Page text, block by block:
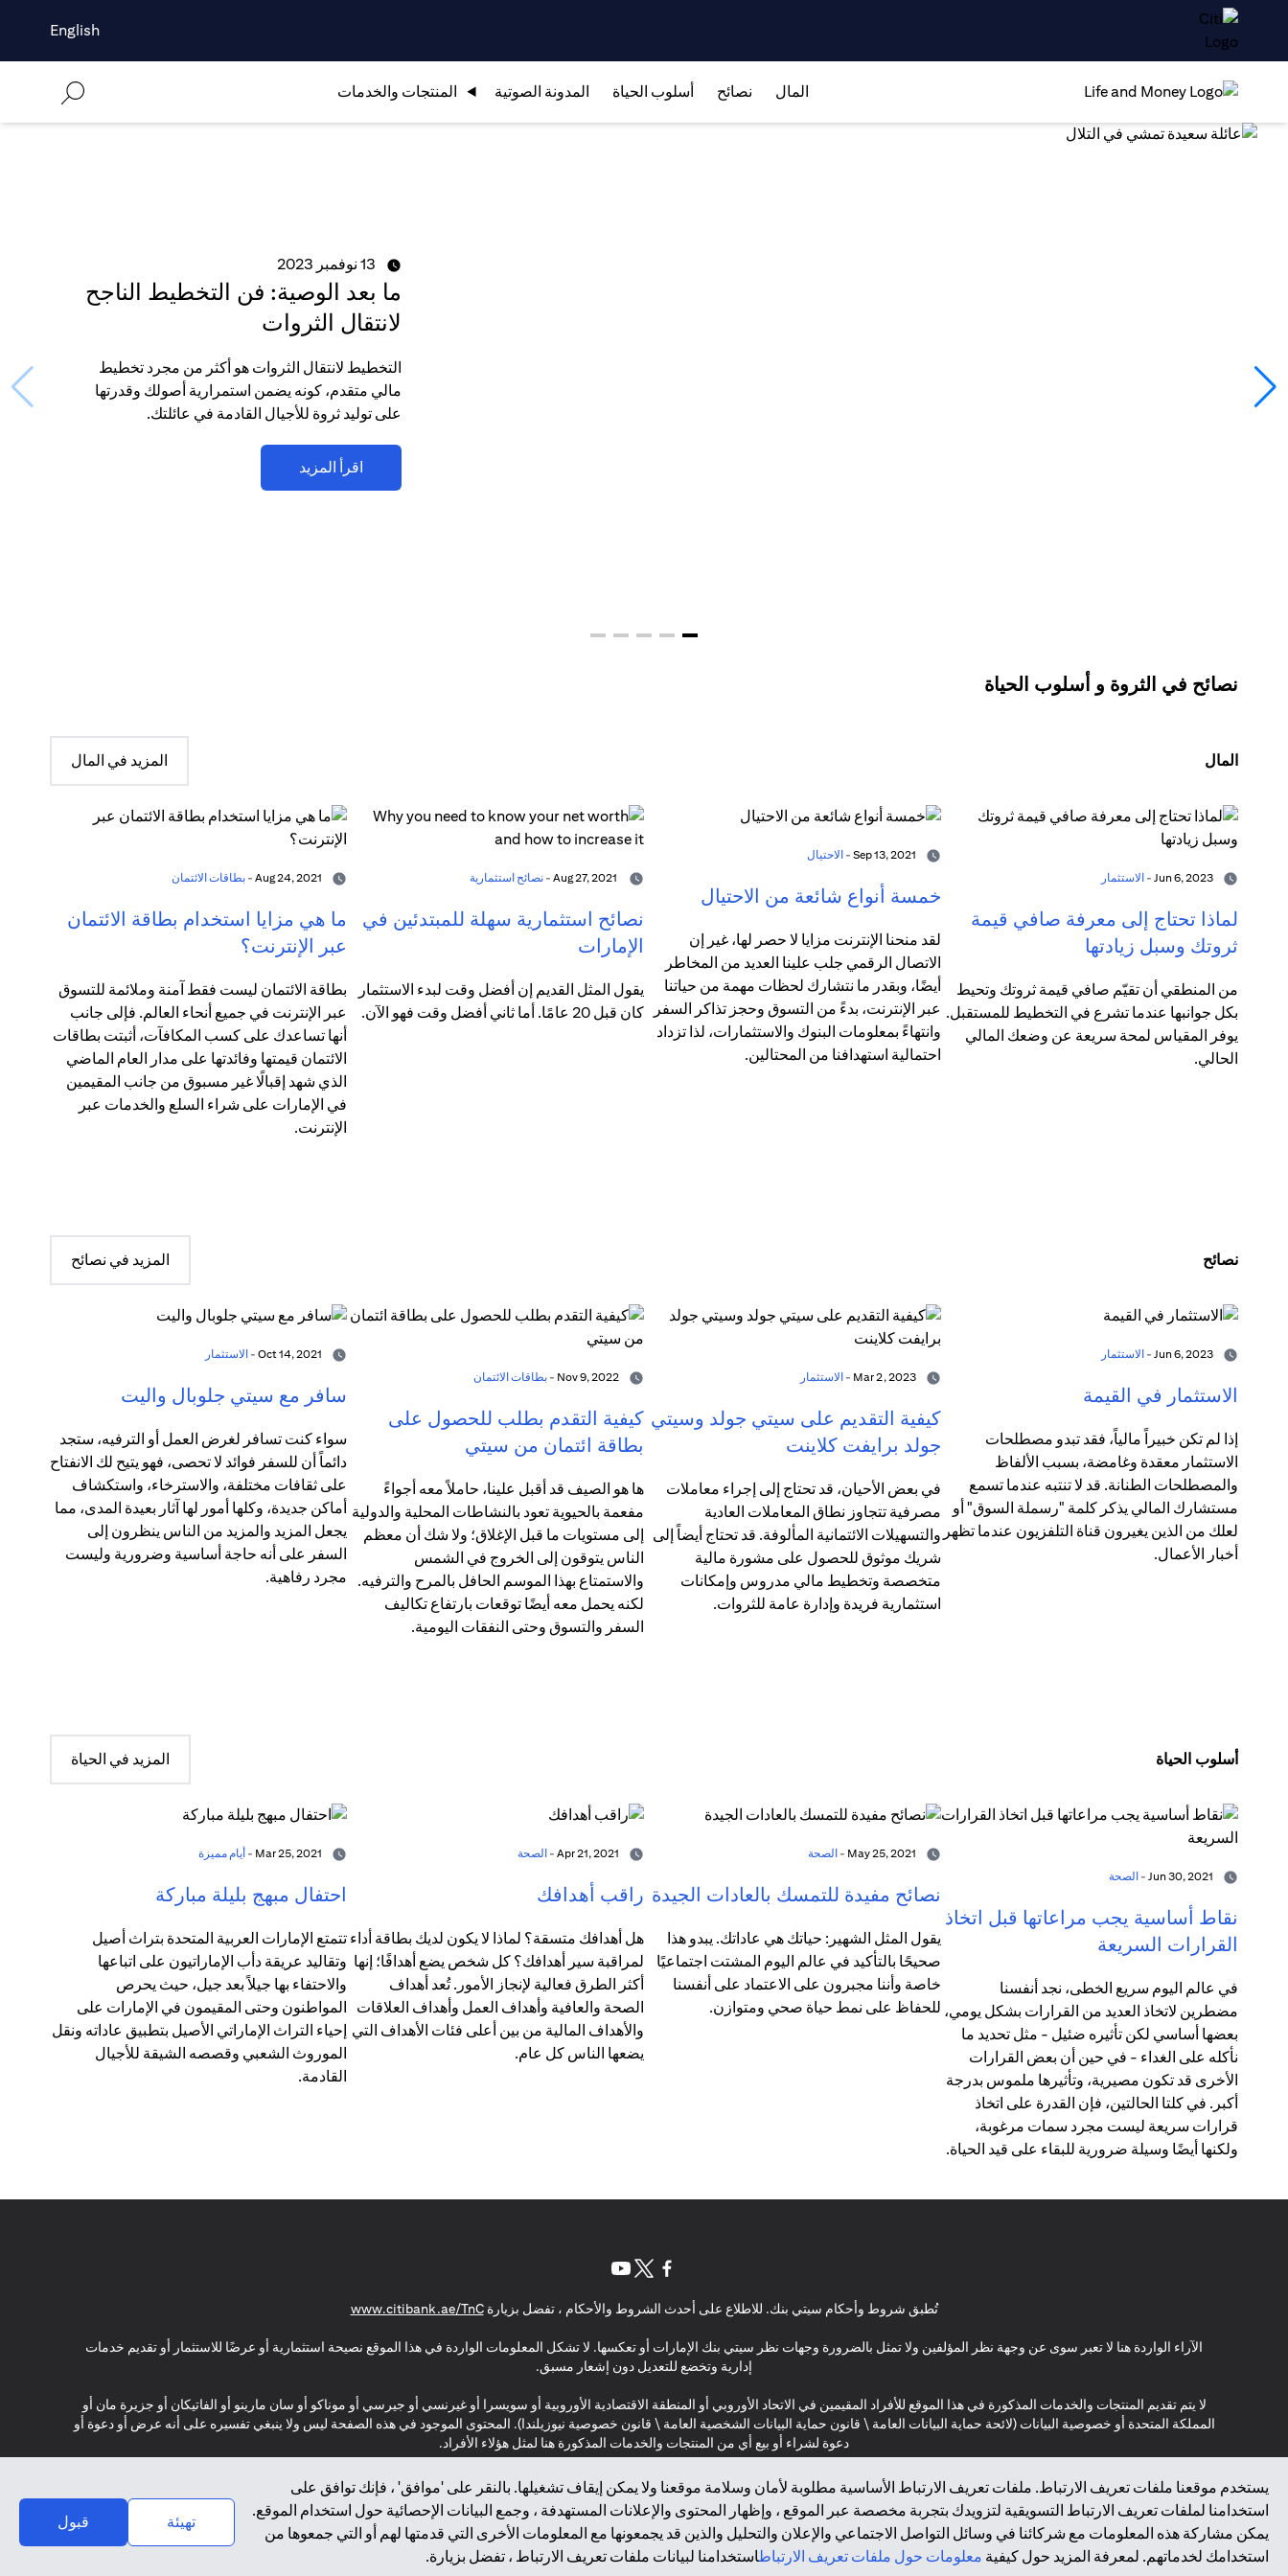
↑
English
المال نصائح أسلوب الحياة المدونة الصوتية المنتجات والخدمات
ما بعد الوصية: فن التخطيط الناجح
لانتقال الثروات
التخطيط لانتقال الثروات هو أكثر من مجرد تخطيط
مالي متقدم، كونه يضمن استمرارية أصولك وقدرتها
على توليد ثروة للأجيال القادمة في عائلتك.
اقرأ المزيد
نصائح في الثروة و أسلوب الحياة
المال المزيد في المال
الاستثمار
لماذا تحتاج إلى معرفة صافي قيمة
ثروتك وسبل زيادتها
من المنطقي أن تقيّم صافي قيمة ثروتك وتحيط
بكل جوانبها عندما تشرع في التخطيط للمستقبل.
يوفر المقياس لمحة سريعة عن وضعك المالي
الحالي.
الاحتيال
خمسة أنواع شائعة من الاحتيال
لقد منحنا الإنترنت مزايا لا حصر لها، غير إن
الاتصال الرقمي جلب علينا العديد من المخاطر
أيضًا، وبقدر ما نتشارك لحظات مهمة من حياتنا
عبر الإنترنت، بدءً من التسوق وحجز تذاكر السفر
وانتهاءً بمعلومات البنوك والاستثمارات، لذا تزداد
احتمالية استهدافنا من المحتالين.
نصائح استثمارية
نصائح استثمارية سهلة للمبتدئين في
الإمارات
يقول المثل القديم إن أفضل وقت لبدء الاستثمار
كان قبل 20 عامًا. أما ثاني أفضل وقت فهو الآن.
بطاقات الائتمان
ما هي مزايا استخدام بطاقة الائتمان
عبر الإنترنت؟
بطاقة الائتمان ليست فقط آمنة وملائمة للتسوق
عبر الإنترنت في جميع أنحاء العالم. فإلى جانب
أنها تساعدك على كسب المكافآت، أثبتت بطاقات
الائتمان قيمتها وفائدتها على مدار العام الماضي
الذي شهد إقبالًا غير مسبوق من جانب المقيمين
في الإمارات على شراء السلع والخدمات عبر
الإنترنت.
نصائح المزيد في نصائح
الاستثمار
الاستثمار في القيمة
إذا لم تكن خبيراً مالياً، فقد تبدو مصطلحات
الاستثمار معقدة وغامضة، بسبب الألفاظ
والمصطلحات الطنانة. قد لا تنتبه عندما تسمع
مستشارك المالي يذكر كلمة "رسملة السوق" أو
لعلك من الذين يغيرون قناة التلفزيون عندما تظهر
أخبار الأعمال.
الاستثمار
كيفية التقديم على سيتي جولد وسيتي
جولد برايفت كلاينت
في بعض الأحيان، قد تحتاج إلى إجراء معاملات
مصرفية تتجاوز نطاق المعاملات العادية
والتسهيلات الائتمانية المألوفة. قد تحتاج أيضاً إلى
شريك موثوق للحصول على مشورة مالية
متخصصة وتخطيط مالي مدروس وإمكانات
استثمارية فريدة وإدارة عامة للثروات.
بطاقات الائتمان
كيفية التقدم بطلب للحصول على
بطاقة ائتمان من سيتي
ها هو الصيف قد أقبل علينا، حاملاً معه أجواءً
مفعمة بالحيوية تعود بالنشاطات المحلية والدولية
إلى مستويات ما قبل الإغلاق؛ ولا شك أن معظم
الناس يتوقون إلى الخروج في الشمس
والاستمتاع بهذا الموسم الحافل بالمرح والترفيه.
لكنه يحمل معه أيضًا توقعات بارتفاع تكاليف
السفر والتسوق وحتى النفقات اليومية.
الاستثمار
سافر مع سيتي جلوبال واليت
سواء كنت تسافر لغرض العمل أو الترفيه، ستجد
دائماً أن للسفر فوائد لا تحصى، فهو يتيح لك الانفتاح
على ثقافات مختلفة، والاسترخاء، واستكشاف
أماكن جديدة، وكلها أمور لها آثار بعيدة المدى، مما
يجعل المزيد والمزيد من الناس ينظرون إلى
السفر على أنه حاجة أساسية وضرورية وليست
مجرد رفاهية.
أسلوب الحياة المزيد في الحياة
الصحة
نقاط أساسية يجب مراعاتها قبل اتخاذ
القرارات السريعة
في عالم اليوم سريع الخطى، نجد أنفسنا
مضطرين لاتخاذ العديد من القرارات بشكل يومي،
بعضها أساسي لكن تأثيره ضئيل - مثل تحديد ما
نأكله على الغداء - في حين أن بعض القرارات
الأخرى قد تكون مصيرية، وتأثيرها ملموس بدرجة
أكبر. في كلتا الحالتين، فإن القدرة على اتخاذ
قرارات سريعة ليست مجرد سمات مرغوبة،
ولكنها أيضًا وسيلة ضرورية للبقاء على قيد الحياة.
الصحة
نصائح مفيدة للتمسك بالعادات الجيدة
يقول المثل الشهير: حياتك هي عاداتك. يبدو هذا
صحيحًا بالتأكيد في عالم اليوم المشتت اجتماعيًا
خاصة وأننا مجبرون على الاعتماد على أنفسنا
للحفاظ على نمط حياة صحي ومتوازن.
الصحة
راقب أهدافك
هل أهدافك متسقة؟ لماذا لا يكون لديك بطاقة أداء
لمراقبة سير أهدافك؟ كل شخص يضع أهدافًا؛ إنها
أكثر الطرق فعالية لإنجاز الأمور. تُعد أهداف
الصحة والعافية وأهداف العمل وأهداف العلاقات
والأهداف المالية من بين أعلى فئات الأهداف التي
يضعها الناس كل عام.
أيام مميزة
احتفال مبهج بليلة مباركة
تتمتع الإمارات العربية المتحدة بتراث أصيل
وتقاليد عريقة دأب الإماراتيون على اتباعها
والاحتفاء بها جيلاً بعد جيل، حيث يحرص
المواطنون وحتى المقيمون في الإمارات على
إحياء التراث الإماراتي الأصيل بتطبيق عاداته ونقل
الموروث الشعبي وقصصه الشيقة للأجيال
القادمة.
يستخدم موقعنا ملفات تعريف الارتباط. ملفات تعريف الارتباط الأساسية مطلوبة لأمان وسلامة موقعنا ولا يمكن إيقاف تشغيلها. بالنقر على 'موافق' ، فإنك توافق على
استخدامنا لملفات تعريف الارتباط التسويقية لتزويدك بتجربة مخصصة عبر الموقع ، وإظهار المحتوى والإعلانات المستهدفة ، وجمع البيانات الإحصائية حول استخدام الموقع.
يمكن مشاركة هذه المعلومات مع شركائنا في وسائل التواصل الاجتماعي والإعلان والتحليل والذين قد يجمعونها مع المعلومات الأخرى التي قدمتها لهم أو التي جمعوها من
استخدامك لخدماتهم. لمعرفة المزيد حول كيفية معلومات حول ملفات تعريف الارتباطاستخدامنا لبيانات ملفات تعريف الارتباط ، تفضل بزيارة.
تهيئة قبول
تُطبق شروط وأحكام سيتي بنك. للاطلاع على أحدث الشروط والأحكام ، تفضل بزيارةwww.citibank.ae/TnC
(opens in a new tab)
الآراء الواردة هنا لا تعبر سوى عن وجهة نظر المؤلفين ولا تمثل بالضرورة وجهات نظر سيتي بنك الإمارات أو تعكسها. لا تشكل المعلومات الواردة في هذا الموقع نصيحة استثمارية أو عرضًا للاستثمار أو تقديم خدمات
إدارية وتخضع للتعديل دون إشعار مسبق.
لا يتم تقديم المنتجات والخدمات المذكورة في هذا الموقع للأفراد المقيمين في الاتحاد الأوروبي أو المنطقة الاقتصادية الأوروبية أو سويسرا أو غيرنسي أو جيرسي أو موناكو أو سان مارينو أو الفاتيكان أو جزيرة مان أو
المملكة المتحدة أو خصوصية البيانات (لائحة حماية البيانات العامة \ قانون حماية البيانات الشخصية العامة \ قانون خصوصية نيوزيلندا). المحتوى الموجود في هذه الصفحة ليس ولا ينبغي تفسيره على أنه عرض أو دعوة أو
دعوة لشراء أو بيع أي من المنتجات والخدمات المذكورة هنا لمثل هؤلاء الأفراد.
*GDPR – اللائحة العامة لحماية البيانات؛ * LGPD – Lei Geral de Proteção de Dados Pessoais ; *NZPA – قانون الخصوصية النيوزيلندي
2025 citibank.ae